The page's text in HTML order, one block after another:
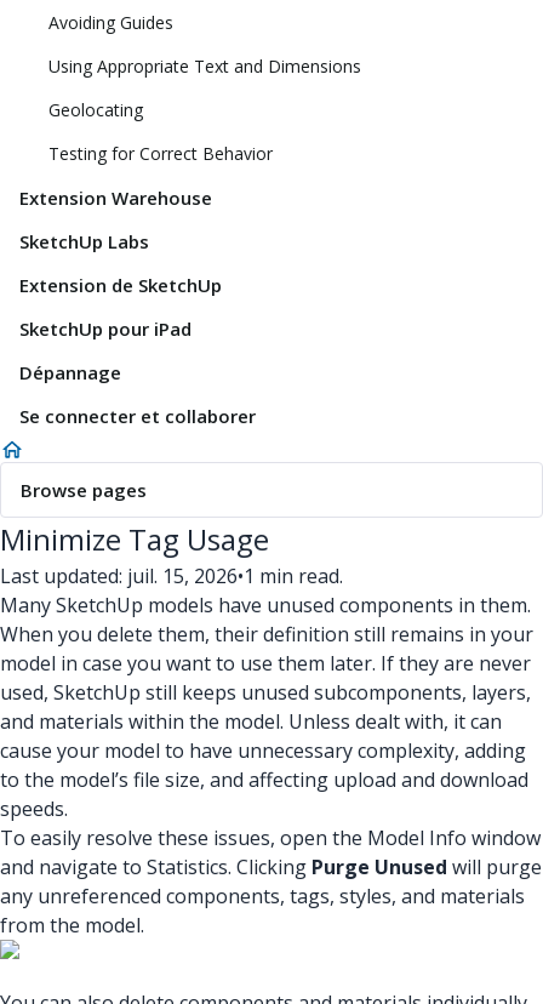
Avoiding Guides
Using Appropriate Text and Dimensions
Geolocating
Testing for Correct Behavior
Extension Warehouse
SketchUp Labs
Extension de SketchUp
SketchUp pour iPad
Dépannage
Se connecter et collaborer
Browse pages
Minimize Tag Usage
Last updated: juil. 15, 2026•1 min read.
Many SketchUp models have unused components in them.
When you delete them, their definition still remains in your
model in case you want to use them later. If they are never
used, SketchUp still keeps unused subcomponents, layers,
and materials within the model. Unless dealt with, it can
cause your model to have unnecessary complexity, adding
to the model’s file size, and affecting upload and download
speeds.
To easily resolve these issues, open the Model Info window
and navigate to Statistics. Clicking Purge Unused will purge
any unreferenced components, tags, styles, and materials
from the model.